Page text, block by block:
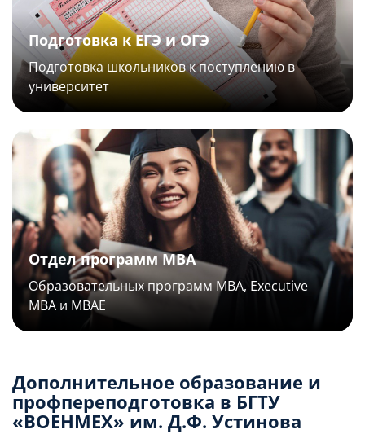
Подготовка к ЕГЭ и ОГЭ
Подготовка школьников к поступлению в
университет
Отдел программ MBA
Образовательных программ МВА, Executive
MBA и МВАЕ
Дополнительное образование и
профпереподготовка в БГТУ
«ВОЕНМЕХ» им. Д.Ф. Устинова